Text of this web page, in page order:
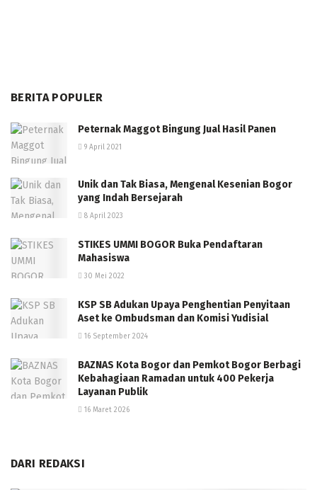
BERITA POPULER
Peternak Maggot Bingung Jual Hasil Panen
9 April 2021
Unik dan Tak Biasa, Mengenal Kesenian Bogor
yang Indah Bersejarah
8 April 2023
STIKES UMMI BOGOR Buka Pendaftaran
Mahasiswa
30 Mei 2022
KSP SB Adukan Upaya Penghentian Penyitaan
Aset ke Ombudsman dan Komisi Yudisial
16 September 2024
BAZNAS Kota Bogor dan Pemkot Bogor Berbagi
Kebahagiaan Ramadan untuk 400 Pekerja
Layanan Publik
16 Maret 2026
DARI REDAKSI